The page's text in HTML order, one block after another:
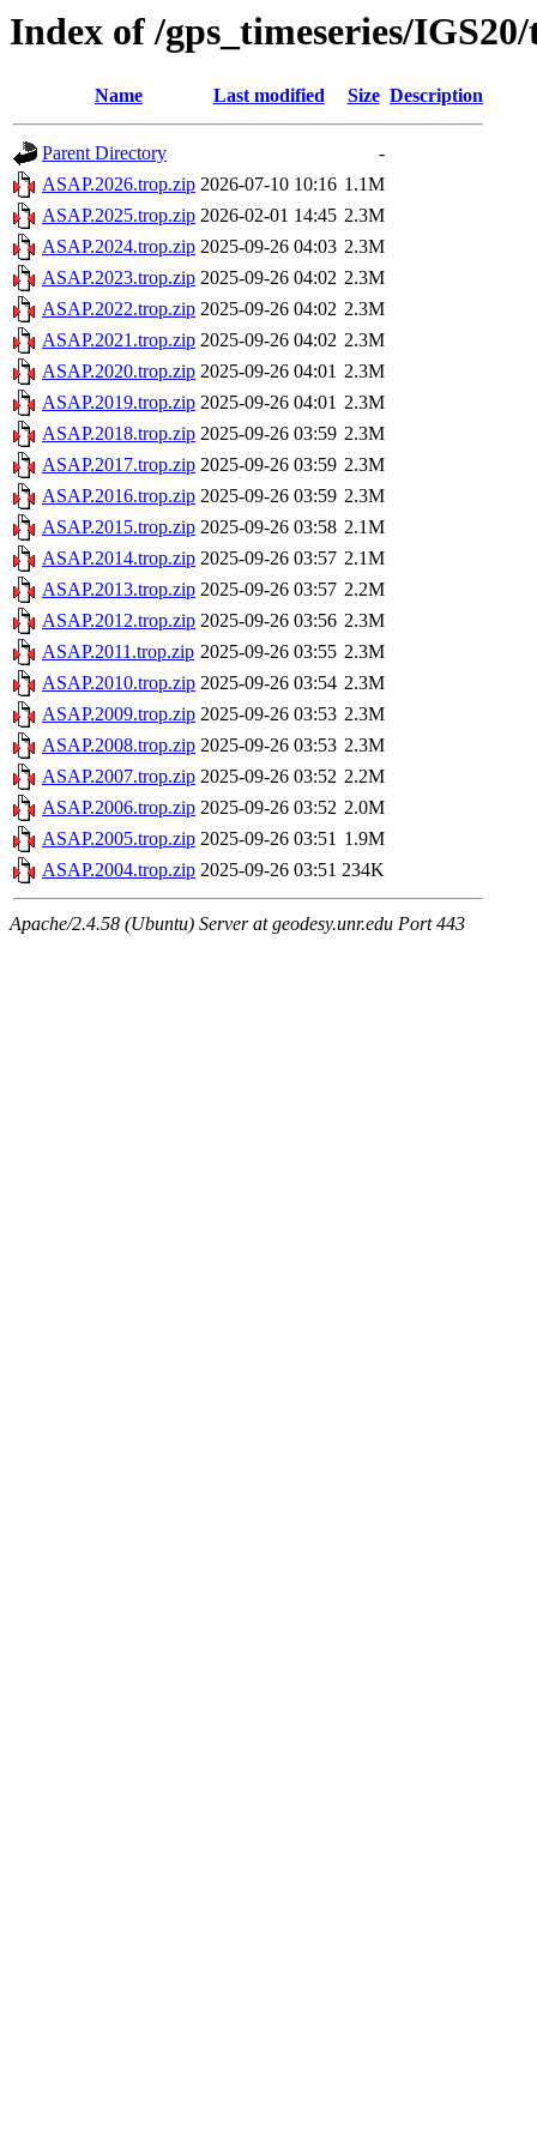
Index of /gps_timeseries/
Name Last modified Size Description
Parent Directory
-
ASAP.2026.trop.zip 2026-07-10 10:16 1.1M
ASAP.2025.trop.zip 2026-02-01 14:45 2.3M
ASAP.2024.trop.zip 2025-09-26 04:03 2.3M
ASAP.2023.trop.zip 2025-09-26 04:02 2.3M
ASAP.2022.trop.zip 2025-09-26 04:02 2.3M
ASAP.2021.trop.zip 2025-09-26 04:02 2.3M
ASAP.2020.trop.zip 2025-09-26 04:01 2.3M
ASAP.2019.trop.zip 2025-09-26 04:01 2.3M
ASAP.2018.trop.zip 2025-09-26 03:59 2.3M
ASAP.2017.trop.zip 2025-09-26 03:59 2.3M
ASAP.2016.trop.zip 2025-09-26 03:59 2.3M
ASAP.2015.trop.zip 2025-09-26 03:58 2.1M
ASAP.2014.trop.zip 2025-09-26 03:57 2.1M
ASAP.2013.trop.zip 2025-09-26 03:57 2.2M
ASAP.2012.trop.zip 2025-09-26 03:56 2.3M
ASAP.2011.trop.zip 2025-09-26 03:55 2.3M
ASAP.2010.trop.zip 2025-09-26 03:54 2.3M
ASAP.2009.trop.zip 2025-09-26 03:53 2.3M
ASAP.2008.trop.zip 2025-09-26 03:53 2.3M
ASAP.2007.trop.zip 2025-09-26 03:52 2.2M
ASAP.2006.trop.zip 2025-09-26 03:52 2.0M
ASAP.2005.trop.zip 2025-09-26 03:51 1.9M
ASAP.2004.trop.zip 2025-09-26 03:51 234K
Apache/2.4.58 (Ubuntu) Server at geodesy.unr.edu Port 443